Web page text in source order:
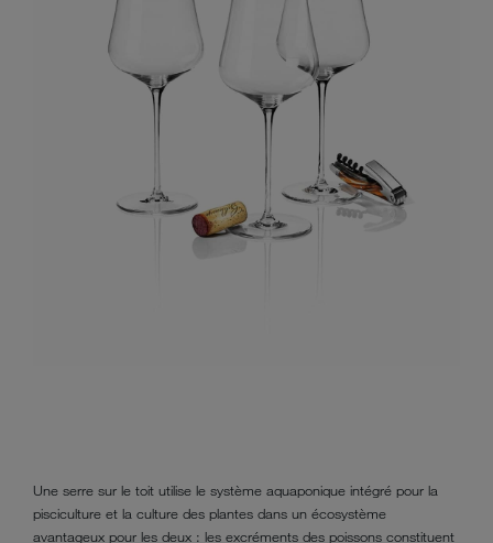
Une serre sur le toit utilise le système aquaponique intégré pour la
pisciculture et la culture des plantes dans un écosystème
avantageux pour les deux : les excréments des poissons constituent